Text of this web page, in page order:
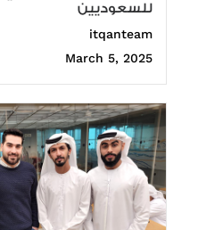
للسعوديين
itqanteam
March 5, 2025